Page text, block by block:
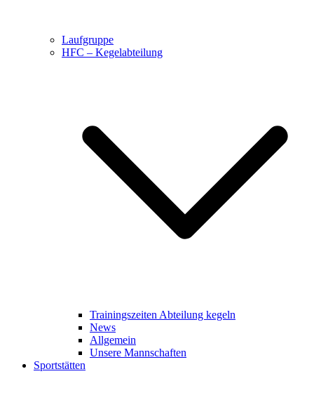
Laufgruppe
HFC – Kegelabteilung
Trainingszeiten Abteilung kegeln
News
Allgemein
Unsere Mannschaften
Sportstätten